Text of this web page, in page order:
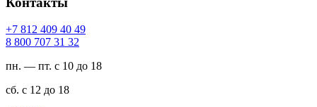
94 04 904 218 7+
23 13 707 008 8
пн. — пт. с 10 до 18
сб. с 12 до 18